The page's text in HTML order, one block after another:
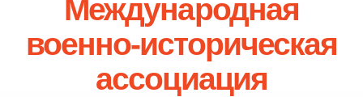
Международная
военно-историческая
ассоциация